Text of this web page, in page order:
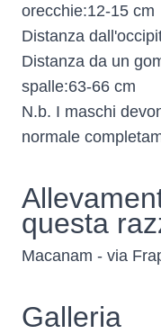
orecchie:12-15 cm
Distanza
Distanza da un
spalle:63-66 cm
N.b. I maschi
normale
questa
Macanam - via
Galleria